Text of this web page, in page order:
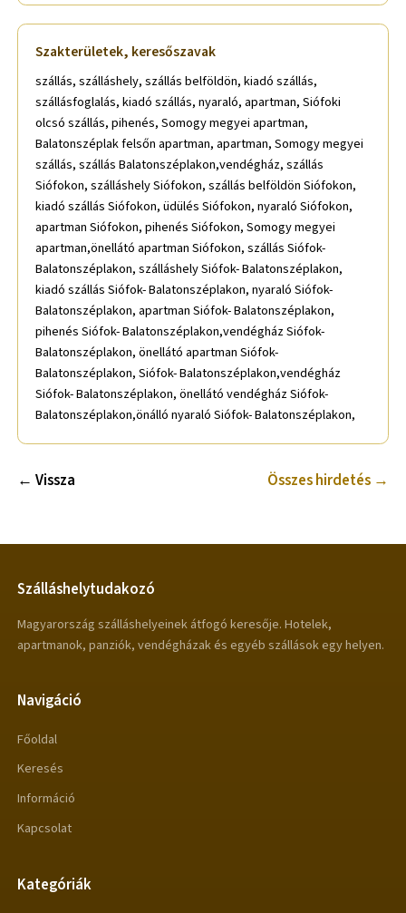
Szakterületek, keresőszavak
szállás, szálláshely, szállás belföldön, kiadó szállás,
szállásfoglalás, kiadó szállás, nyaraló, apartman, Siófoki
olcsó szállás, pihenés, Somogy megyei apartman,
Balatonszéplak felsőn apartman, apartman, Somogy megyei
szállás, szállás Balatonszéplakon,vendégház, szállás
Siófokon, szálláshely Siófokon, szállás belföldön Siófokon,
kiadó szállás Siófokon, üdülés Siófokon, nyaraló Siófokon,
apartman Siófokon, pihenés Siófokon, Somogy megyei
apartman,önellátó apartman Siófokon, szállás Siófok-
Balatonszéplakon, szálláshely Siófok- Balatonszéplakon,
kiadó szállás Siófok- Balatonszéplakon, nyaraló Siófok-
Balatonszéplakon, apartman Siófok- Balatonszéplakon,
pihenés Siófok- Balatonszéplakon,vendégház Siófok-
Balatonszéplakon, önellátó apartman Siófok-
Balatonszéplakon, Siófok- Balatonszéplakon,vendégház
Siófok- Balatonszéplakon, önellátó vendégház Siófok-
Balatonszéplakon,önálló nyaraló Siófok- Balatonszéplakon,
← Vissza Összes hirdetés →
Szálláshelytudakozó
Magyarország szálláshelyeinek átfogó keresője. Hotelek,
apartmanok, panziók, vendégházak és egyéb szállások egy helyen.
Navigáció
Főoldal
Keresés
Információ
Kapcsolat
Kategóriák